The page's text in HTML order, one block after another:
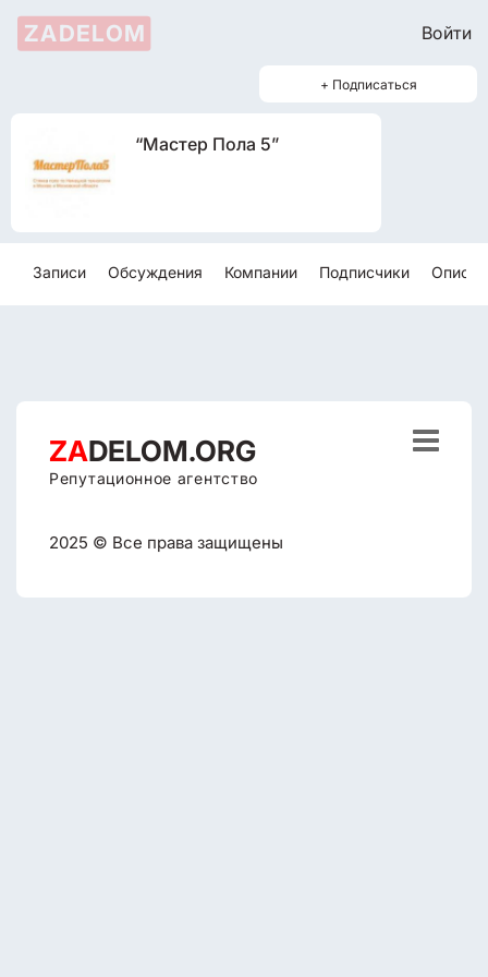
ZADELOM Войти
+ Подписаться
“Мастер Пола 5”
Записи Обсуждения Компании Подписчики
ZADELOM.ORG
Репутационное агентство
2025 © Все права защищены
